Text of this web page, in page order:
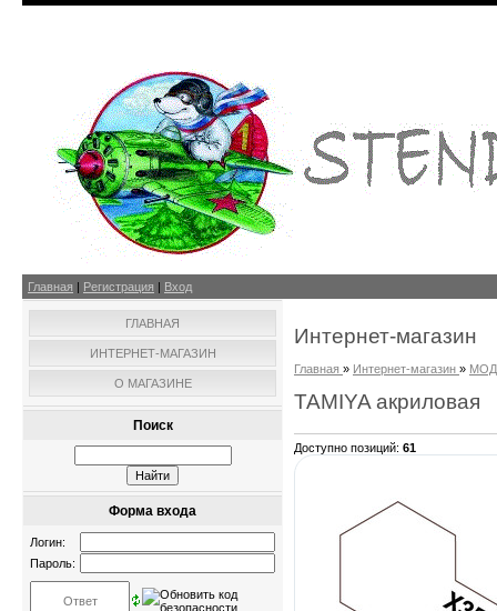
Главная | Регистрация | Вход
ГЛАВНАЯ
ИНТЕРНЕТ-МАГАЗИН
О МАГАЗИНЕ
Поиск
Форма входа
Логин:
Пароль:
Интернет-магазин
Главная » Интернет-магазин »
TAMIYA акриловая
Доступно позиций: 61